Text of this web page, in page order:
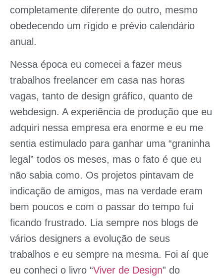
completamente diferente do outro, mesmo
obedecendo um rígido e prévio calendário
anual.
Nessa época eu comecei a fazer meus
trabalhos freelancer em casa nas horas
vagas, tanto de design gráfico, quanto de
webdesign. A experiência de produção que eu
adquiri nessa empresa era enorme e eu me
sentia estimulado para ganhar uma “graninha
legal” todos os meses, mas o fato é que eu
não sabia como. Os projetos pintavam de
indicação de amigos, mas na verdade eram
bem poucos e com o passar do tempo fui
ficando frustrado. Lia sempre nos blogs de
vários designers a evolução de seus
trabalhos e eu sempre na mesma. Foi aí que
eu conheci o livro “Viver de Design” do